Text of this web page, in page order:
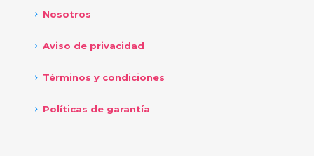
Nosotros
Aviso de privacidad
Términos y condiciones
Políticas de garantía